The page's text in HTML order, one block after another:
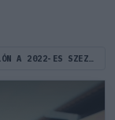
REMEKBESZABOTT ÖSSZEFOGLALÓN A 2022-ES SZEZON (VIDEÓ)